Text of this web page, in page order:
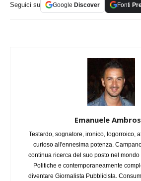
Seguici su Google Discover Fonti
Emanuele
Testardo, sognatore, ironico, logorroico,
curioso all'ennesima potenza.
continua ricerca del suo posto nel
Politiche e contemporaneamente
diventare Giornalista Pubblicista.